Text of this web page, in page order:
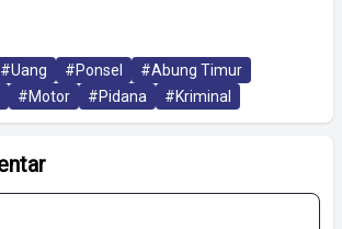
#Uang #Ponsel
#Abung Timur
#Motor #Pidana #Kriminal